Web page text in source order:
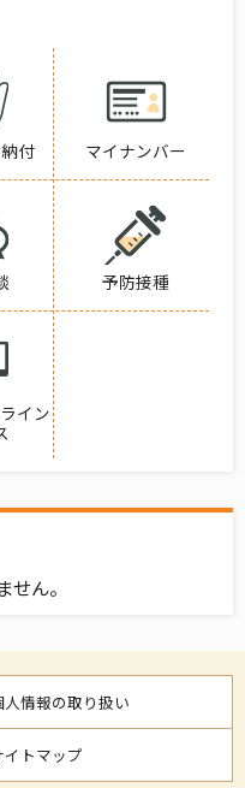
付 マイナンバー
予防接種
イン
ん。
人情報の取り扱い
イトマップ